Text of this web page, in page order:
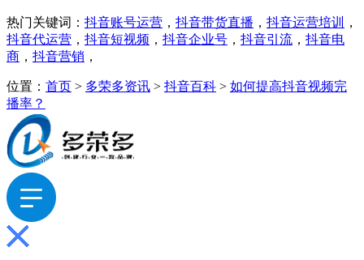
热门关键词： 抖音账号运营 ， 抖音带货直播 ， 抖音运营培训
，
抖音代运营 ， 抖音短视频 ， 抖音企业号 ， 抖音引流 ， 抖音电
商 ， 抖音营销 ，
位置： 首页 > 多荣多资讯 > 抖音百科 > 如何提高抖音视频完
播率？